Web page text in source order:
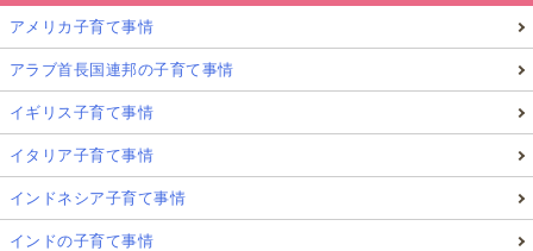
アメリカ子育て事情
アラブ首長国連邦の子育て事情
イギリス子育て事情
イタリア子育て事情
インドネシア子育て事情
インドの子育て事情